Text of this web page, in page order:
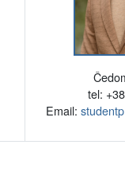
tel:
Email: